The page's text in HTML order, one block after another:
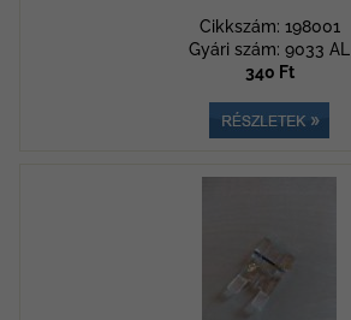
Cikkszám: 198001
Gyári szám: 9033 AL
340 Ft